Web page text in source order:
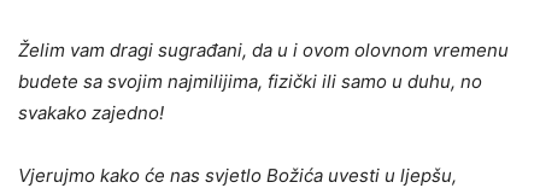
Želim vam dragi sugrađani, da u i ovom olovnom vremenu
budete sa svojim najmilijima, fizički ili samo u duhu, no
svakako zajedno!
Vjerujmo kako će nas svjetlo Božića uvesti u ljepšu,